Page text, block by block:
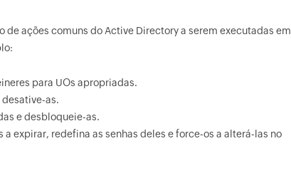
ações comuns do Active Directory a serem executadas em
para UOs apropriadas.
desative-as.
e desbloqueie-as.
a expirar, redefina as senhas deles e force-os a alterá-las no